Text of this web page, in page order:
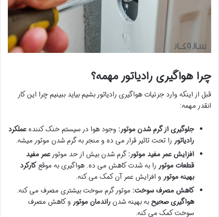
چرا هواگیری رادیاتور مهمه؟
قبل از اینکه وارد جزئیات هواگیری رادیاتور بشیم بیاید ببینیم چرا این کار
انقدر مهمه:
جلوگیری از گرم شدن موتور: وجود هوا در سیستم خنک کنندهعملکرد
رادیاتور را تحت تاثیر قرار می ده و منجر به گرم شدن موتور میشه.
افزایش عمر مفید موتور:گرم شدن بیش از حد موتورعمر مفید
قطعات موتور را به شدت کاهش می ده. هواگیری به موقعکارکرد
بهینه موتور و افزایش عمر آن کمک می کنه.
کاهش مصرف سوخت: موتور گرم سوخت بیشتری مصرف می کنه.
هواگیری صحیحبه بهینه شدنراندمان موتور و کاهش مصرف
سوخت کمک می کنه.